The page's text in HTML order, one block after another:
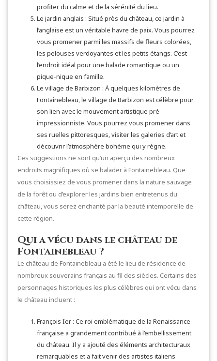
profiter du calme et de la sérénité du lieu.
Le jardin anglais : Situé près du château, ce jardin à
l’anglaise est un véritable havre de paix. Vous pourrez
vous promener parmi les massifs de fleurs colorées,
les pelouses verdoyantes et les petits étangs. C’est
l’endroit idéal pour une balade romantique ou un
pique-nique en famille.
Le village de Barbizon : À quelques kilomètres de
Fontainebleau, le village de Barbizon est célèbre pour
son lien avec le mouvement artistique pré-
impressionniste. Vous pourrez vous promener dans
ses ruelles pittoresques, visiter les galeries d’art et
découvrir l’atmosphère bohème qui y règne.
Ces suggestions ne sont qu’un aperçu des nombreux
endroits magnifiques où se balader à Fontainebleau. Que
vous choisissiez de vous promener dans la nature sauvage
de la forêt ou d’explorer les jardins bien entretenus du
château, vous serez enchanté par la beauté intemporelle de
cette région.
Qui a vécu dans le château de
Fontainebleau ?
Le château de Fontainebleau a été le lieu de résidence de
nombreux souverains français au fil des siècles. Certains des
personnages historiques les plus célèbres qui ont vécu dans
le château incluent :
François Ier : Ce roi emblématique de la Renaissance
française a grandement contribué à l’embellissement
du château. Il y a ajouté des éléments architecturaux
remarquables et a fait venir des artistes italiens